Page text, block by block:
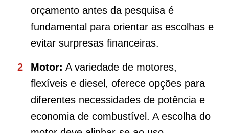
orçamento antes da pesquisa é
fundamental para orientar as escolhas e
evitar surpresas financeiras.
Motor: A variedade de motores,
flexíveis e diesel, oferece opções para
diferentes necessidades de potência e
economia de combustível. A escolha do